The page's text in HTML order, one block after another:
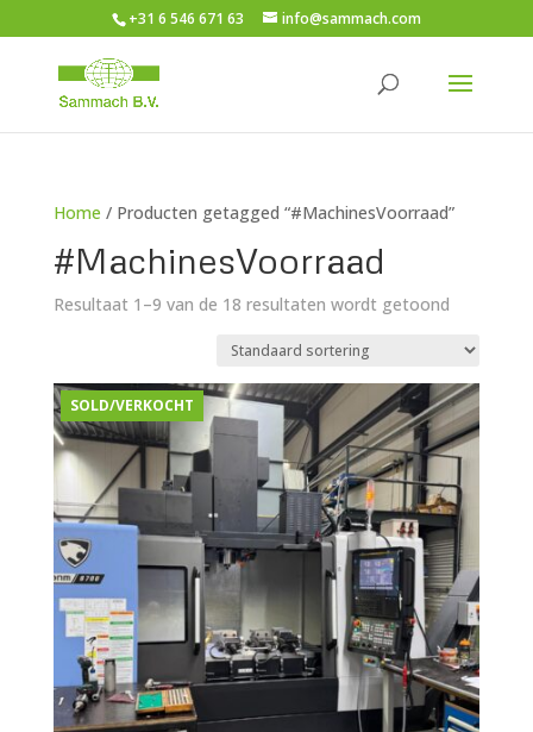
+31 6 546 671 63 info@sammach.com
Home / Producten getagged “#MachinesVoorraad”
#MachinesVoorraad
Resultaat 1–9 van de 18 resultaten wordt getoond
SOLD/VERKOCHT